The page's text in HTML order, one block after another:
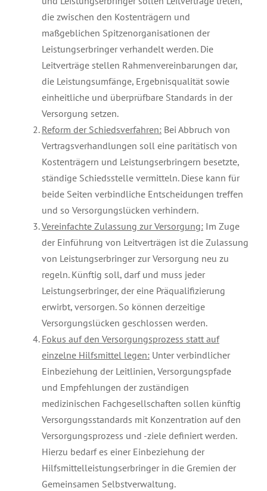
die zwischen den Kostenträgern und
maßgeblichen Spitzenorganisationen der
Leistungserbringer verhandelt werden. Die
Leitverträge stellen Rahmenvereinbarungen dar,
die Leistungsumfänge, Ergebnisqualität sowie
einheitliche und überprüfbare Standards in der
Versorgung setzen.
Reform der Schiedsverfahren: Bei Abbruch von
Vertragsverhandlungen soll eine paritätisch von
Kostenträgern und Leistungserbringern besetzte,
ständige Schiedsstelle vermitteln. Diese kann für
beide Seiten verbindliche Entscheidungen treffen
und so Versorgungslücken verhindern.
Vereinfachte Zulassung zur Versorgung: Im Zuge
der Einführung von Leitverträgen ist die Zulassung
von Leistungserbringer zur Versorgung neu zu
regeln. Künftig soll, darf und muss jeder
Leistungserbringer, der eine Präqualifizierung
erwirbt, versorgen. So können derzeitige
Versorgungslücken geschlossen werden.
Fokus auf den Versorgungsprozess statt auf
einzelne Hilfsmittel legen: Unter verbindlicher
Einbeziehung der Leitlinien, Versorgungspfade
und Empfehlungen der zuständigen
medizinischen Fachgesellschaften sollen künftig
Versorgungsstandards mit Konzentration auf den
Versorgungsprozess und -ziele definiert werden.
Hierzu bedarf es einer Einbeziehung der
Hilfsmittelleistungserbringer in die Gremien der
Gemeinsamen Selbstverwaltung.